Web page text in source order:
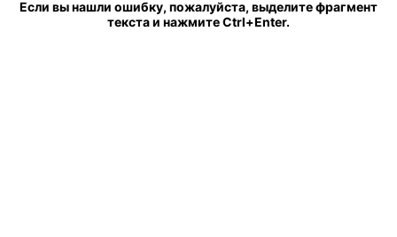
Если вы нашли ошибку, пожалуйста, выделите фрагмент
текста и нажмите Ctrl+Enter.